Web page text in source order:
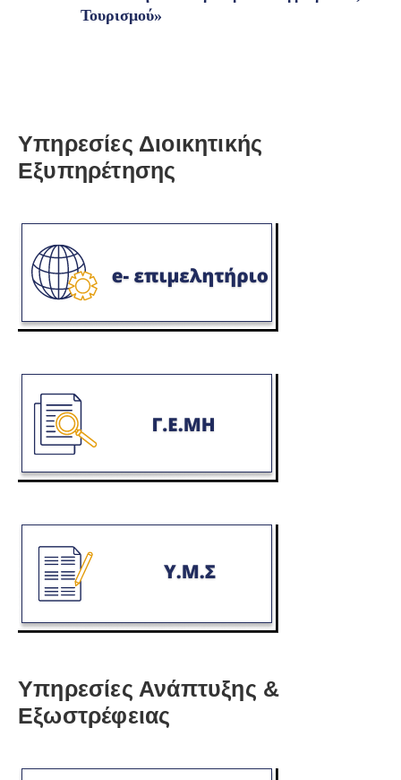
Τουρισμού»
Υπηρεσίες Διοικητικής
Εξυπηρέτησης
Υπηρεσίες Ανάπτυξης &
Εξωστρέφειας